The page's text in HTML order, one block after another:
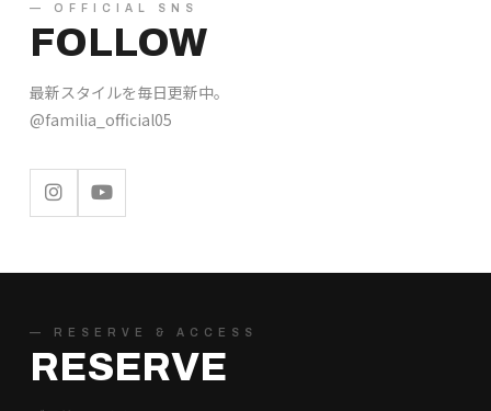
— OFFICIAL SNS
FOLLOW
最新スタイルを毎日更新中。
@familia_official05
— RESERVE & ACCESS
RESERVE